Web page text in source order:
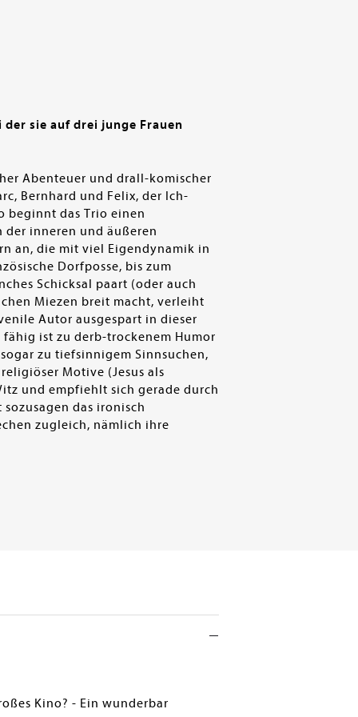
der sie auf drei junge Frauen
Abenteuer und drall-komischer
Bernhard und Felix, der Ich-
beginnt das Trio einen
der inneren und äußeren
an, die mit viel Eigendynamik in
Dorfposse, bis zum
Schicksal paart (oder auch
Miezen breit macht, verleiht
Autor ausgespart in dieser
ist zu derb-trockenem Humor
zu tiefsinnigem Sinnsuchen,
Motive (Jesus als
und empfiehlt sich gerade durch
das ironisch
zugleich, nämlich ihre
Kino? - Ein wunderbar